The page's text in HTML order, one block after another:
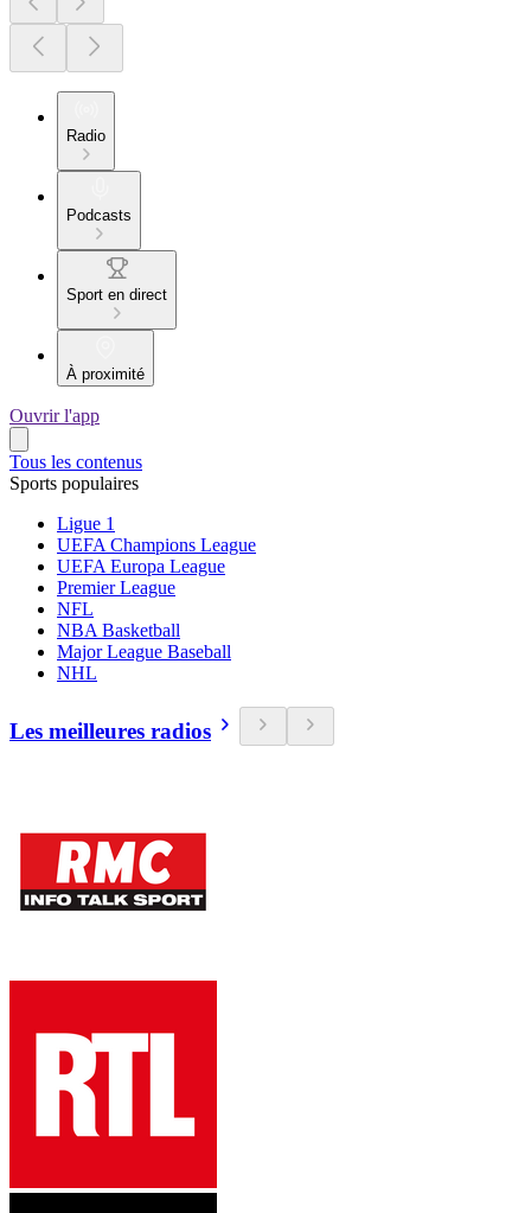
Radio
Podcasts
Sport en direct
À proximité
Ouvrir l'app
Tous les contenus
Sports populaires
Ligue 1
UEFA Champions League
UEFA Europa League
Premier League
NFL
NBA Basketball
Major League Baseball
NHL
Les meilleures radios